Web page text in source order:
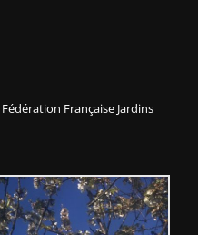
Fédération Française Jardins